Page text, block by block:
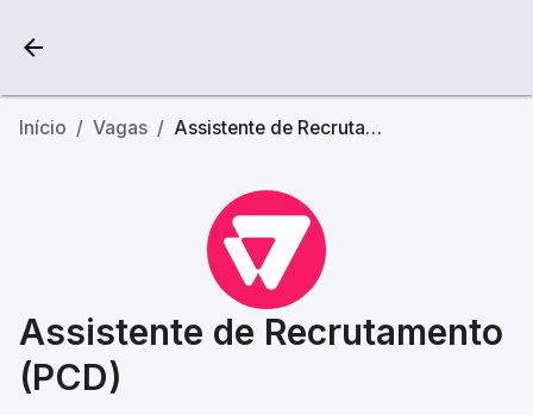
Início / Vagas / Assistente de Recrutamento (PCD)
Assistente de Recrutamento
(PCD)